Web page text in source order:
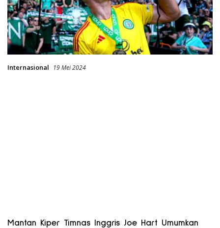
Internasional 19 Mei 2024
Mantan Kiper Timnas Inggris Joe Hart Umumkan